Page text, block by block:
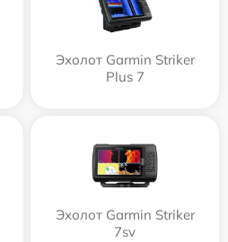
Эхолот Garmin Striker
Plus 7
Эхолот Garmin Striker
7sv